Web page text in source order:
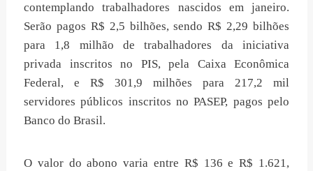
contemplando trabalhadores nascidos em janeiro.
Serão pagos R$ 2,5 bilhões, sendo R$ 2,29 bilhões
para 1,8 milhão de trabalhadores da iniciativa
privada inscritos no PIS, pela Caixa Econômica
Federal, e R$ 301,9 milhões para 217,2 mil
servidores públicos inscritos no PASEP, pagos pelo
Banco do Brasil.
O valor do abono varia entre R$ 136 e R$ 1.621,